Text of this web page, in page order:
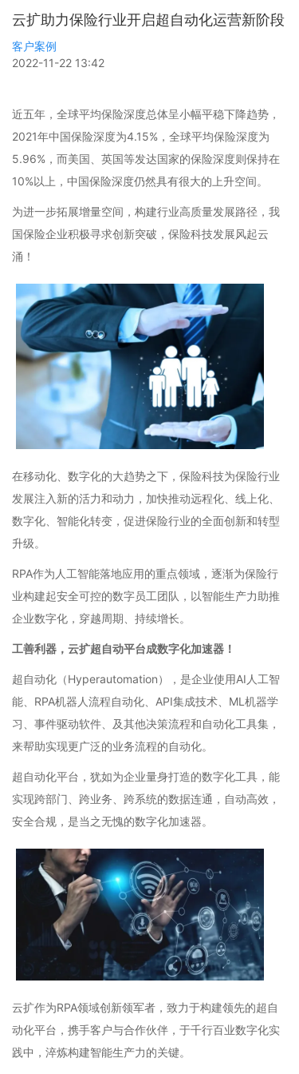
云扩助力保险行业开启超自动化运营新阶段
客户案例
2022-11-22 13:42
近五年，全球平均保险深度总体呈小幅平稳下降趋势，
2021年中国保险深度为4.15%，全球平均保险深度为
5.96%，而美国、英国等发达国家的保险深度则保持在
10%以上，中国保险深度仍然具有很大的上升空间。
为进一步拓展增量空间，构建行业高质量发展路径，我
国保险企业积极寻求创新突破，保险科技发展风起云
涌！
在移动化、数字化的大趋势之下，保险科技为保险行业
发展注入新的活力和动力，加快推动远程化、线上化、
数字化、智能化转变，促进保险行业的全面创新和转型
升级。
RPA作为人工智能落地应用的重点领域，逐渐为保险行
业构建起安全可控的数字员工团队，以智能生产力助推
企业数字化，穿越周期、持续增长。
工善利器，云扩超自动平台成数字化加速器！
超自动化（Hyperautomation），是企业使用AI人工智
能、RPA机器人流程自动化、API集成技术、ML机器学
习、事件驱动软件、及其他决策流程和自动化工具集，
来帮助实现更广泛的业务流程的自动化。
超自动化平台，犹如为企业量身打造的数字化工具，能
实现跨部门、跨业务、跨系统的数据连通，自动高效，
安全合规，是当之无愧的数字化加速器。
云扩作为RPA领域创新领军者，致力于构建领先的超自
动化平台，携手客户与合作伙伴，于千行百业数字化实
践中，淬炼构建智能生产力的关键。